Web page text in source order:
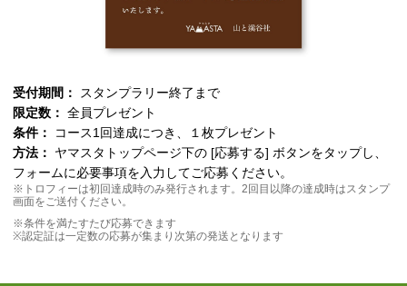
受付期間：
スタンプラリー終了まで
限定数： 全員プレゼント
条件：
コース1回達成につき、１枚プレゼント
方法：
ヤマスタトップページ下の [応募する] ボタンをタップし、
フォームに必要事項を入力してご応募ください。
※トロフィーは初回達成時のみ発行されます。2回目以降の達成時はスタンプ
画面をご送付ください。
※条件を満たすたび応募できます
※認定証は一定数の応募が集まり次第の発送となります